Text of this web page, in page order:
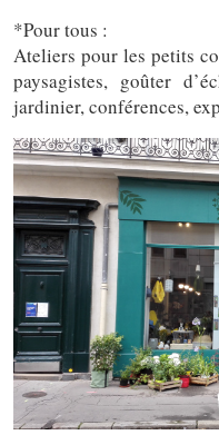
*Pour tous :
Ateliers pour les petits
paysagistes, goûter
jardinier, conférences,